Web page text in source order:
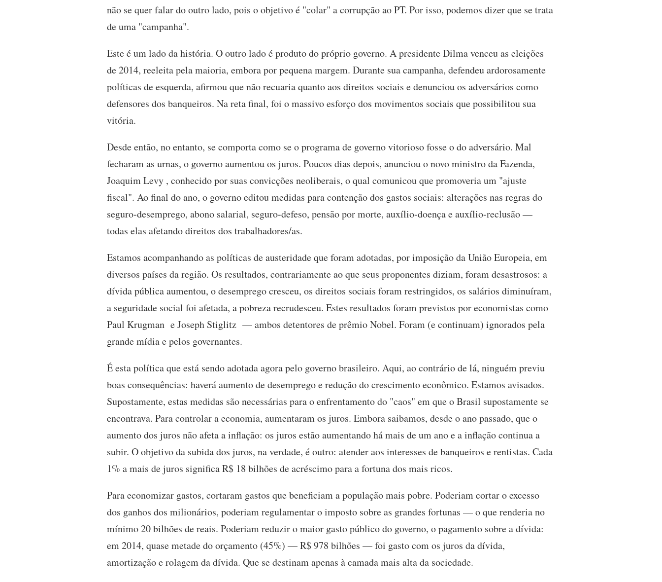
não se quer falar do outro lado, pois o objetivo é "colar" a corrupção ao PT. Por isso, podemos dizer que se trata
de uma "campanha".
Este é um lado da história. O outro lado é produto do próprio governo. A presidente Dilma venceu as eleições
de 2014, reeleita pela maioria, embora por pequena margem. Durante sua campanha, defendeu ardorosamente
políticas de esquerda, afirmou que não recuaria quanto aos direitos sociais e denunciou os adversários como
defensores dos banqueiros. Na reta final, foi o massivo esforço dos movimentos sociais que possibilitou sua
vitória.
Desde então, no entanto, se comporta como se o programa de governo vitorioso fosse o do adversário. Mal
fecharam as urnas, o governo aumentou os juros. Poucos dias depois, anunciou o novo ministro da Fazenda,
Joaquim Levy , conhecido por suas convicções neoliberais, o qual comunicou que promoveria um "ajuste
fiscal". Ao final do ano, o governo editou medidas para contenção dos gastos sociais: alterações nas regras do
seguro-desemprego, abono salarial, seguro-defeso, pensão por morte, auxílio-doença e auxílio-reclusão —
todas elas afetando direitos dos trabalhadores/as.
Estamos acompanhando as políticas de austeridade que foram adotadas, por imposição da União Europeia, em
diversos países da região. Os resultados, contrariamente ao que seus proponentes diziam, foram desastrosos: a
dívida pública aumentou, o desemprego cresceu, os direitos sociais foram restringidos, os salários diminuíram,
a seguridade social foi afetada, a pobreza recrudesceu. Estes resultados foram previstos por economistas como
Paul Krugman e Joseph Stiglitz — ambos detentores de prêmio Nobel. Foram (e continuam) ignorados pela
grande mídia e pelos governantes.
É esta política que está sendo adotada agora pelo governo brasileiro. Aqui, ao contrário de lá, ninguém previu
boas consequências: haverá aumento de desemprego e redução do crescimento econômico. Estamos avisados.
Supostamente, estas medidas são necessárias para o enfrentamento do "caos" em que o Brasil supostamente se
encontrava. Para controlar a economia, aumentaram os juros. Embora saibamos, desde o ano passado, que o
aumento dos juros não afeta a inflação: os juros estão aumentando há mais de um ano e a inflação continua a
subir. O objetivo da subida dos juros, na verdade, é outro: atender aos interesses de banqueiros e rentistas. Cada
1% a mais de juros significa R$ 18 bilhões de acréscimo para a fortuna dos mais ricos.
Para economizar gastos, cortaram gastos que beneficiam a população mais pobre. Poderiam cortar o excesso
dos ganhos dos milionários, poderiam regulamentar o imposto sobre as grandes fortunas — o que renderia no
mínimo 20 bilhões de reais. Poderiam reduzir o maior gasto público do governo, o pagamento sobre a dívida:
em 2014, quase metade do orçamento (45%) — R$ 978 bilhões — foi gasto com os juros da dívida,
amortização e rolagem da dívida. Que se destinam apenas à camada mais alta da sociedade.